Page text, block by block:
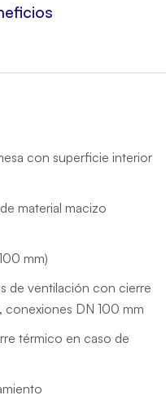
con superficie interior
material macizo
mm)
de ventilación con cierre
conexiones DN 100 mm
térmico en caso de